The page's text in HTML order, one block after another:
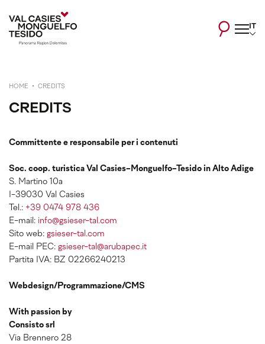
IT
HOME CREDITS
CREDITS
Committente e responsabile per i contenuti
Soc. coop. turistica Val Casies-Monguelfo-Tesido in Alto Adige
S. Martino 10a
I-39030 Val Casies
Tel.: +39 0474 978 436
E-mail: info@gsieser-tal.com
Sito web: gsieser-tal.com
E-mail PEC: gsieser-tal@arubapec.it
Partita IVA: BZ 02266240213
Webdesign/Programmazione/CMS
With passion by
Consisto srl
Via Brennero 28